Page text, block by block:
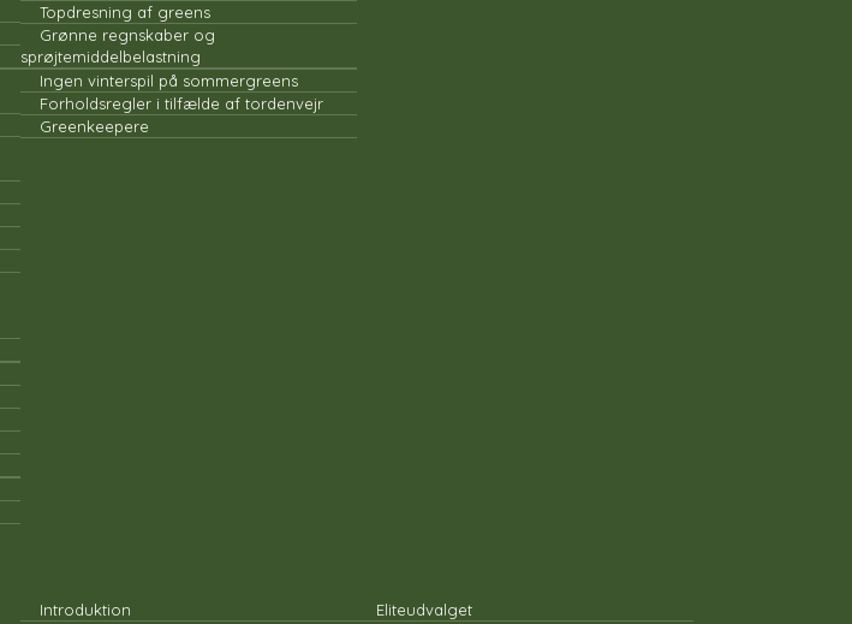
Topdresning af greens
Grønne regnskaber og
sprøjtemiddelbelastning
Ingen vinterspil på sommergreens
Forholdsregler i tilfælde af tordenvejr
Greenkeepere
Introduktion
Eliteudvalget